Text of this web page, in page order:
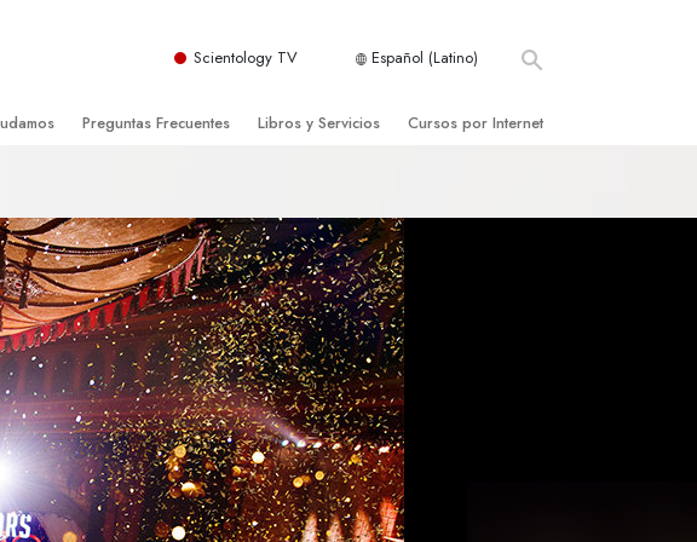
Scientology TV Español (Latino)
Sobre las Drogas
los Derechos Humanos
de Ciudadanos por los
Humanos
Preguntas Frecuentes
Dentro de una Iglesia
La Organización de Scientology
Libros y Servicios
Audiolibros
Conferencias Introductorias
Películas Introductorias
Servicios Iniciales
Cursos por Internet
Las Dinámicas de la Existencia
Los Componentes de la Comprensión
Soluciones para un Entorno Peligroso
Ayudas para Enfermedades y Lesiones
La Integridad y la Honestidad
El Matrimonio
La Escala Tonal Emocional